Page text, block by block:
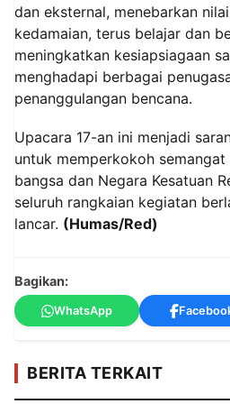
dan eksternal, menebarkan
kedamaian, terus belajar dan
meningkatkan kesiapsiagaan
menghadapi berbagai
penanggulangan bencana.
Upacara 17-an ini menjadi
untuk memperkokoh
bangsa dan Negara Kesatuan
seluruh rangkaian kegiatan
lancar. (Humas/Red)
Bagikan:
WhatsApp
BERITA TERKAIT